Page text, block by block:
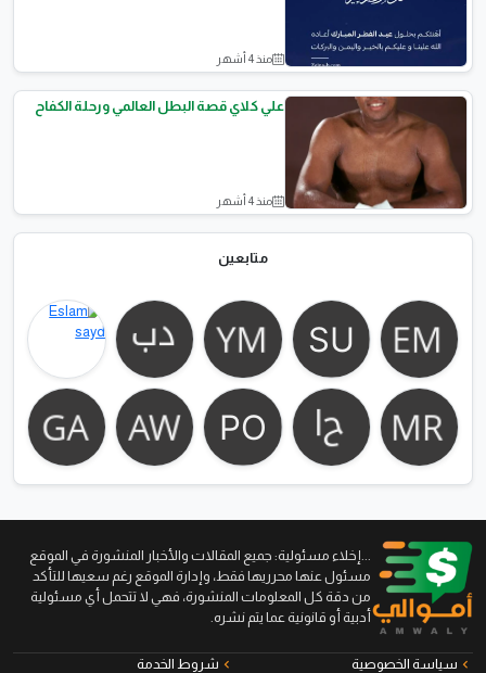
متابعين
المقالات العامة
منذ 4 أشهر
قصص النجاح
علي كلاي قصة البطل العالمي ورحلة الكفاح
منذ 4 أشهر
...إخلاء مسئولية: جميع المقالات والأخبار المنشورة في الموقع
مسئول عنها محرريها فقط، وإدارة الموقع رغم سعيها للتأكد
من دقة كل المعلومات المنشورة، فهي لا تتحمل أي مسئولية
أدبية أو قانونية عما يتم نشره.
سياسة الخصوصية شروط الخدمة